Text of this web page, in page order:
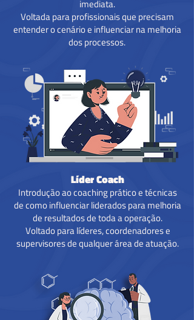
imediata.
Voltada para profissionais que precisam
entender o cenário e influenciar na melhoria
dos processos.
Líder Coach
Introdução ao coaching prático e técnicas
de como influenciar liderados para melhoria
de resultados de toda a operação.
Voltado para líderes, coordenadores e
supervisores de qualquer área de atuação.